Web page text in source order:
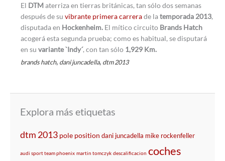
El DTMaterriza en tierras británicas, tan sólo dos semanas
después de su vibrante primera carrerade latemporada 2013,
disputada en Hockenheim.El mítico circuito Brands Hatch
acogerá esta segunda prueba; como es habitual, se disputará
en su variante `Indy´, con tan sólo 1,929 Km.
brands hatch, dani juncadella, dtm 2013
Explora más etiquetas
dtm 2013 pole position dani juncadella mike rockenfeller
audi sport team phoenix martin tomczyk descalificacion coches